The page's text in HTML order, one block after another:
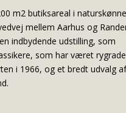
m2 butiksareal i naturskønne
mellem Aarhus og
indbydende udstilling, som
som har været
i 1966, og et bredt udvalg